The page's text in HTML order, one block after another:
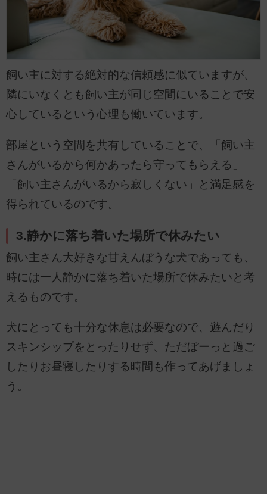
飼い主に対する絶対的な信頼感に似ていますが、
隣にいなくとも飼い主が同じ空間にいることで安
心しているという心理も働いています。
部屋という空間を共有していることで、「飼い主
さんがいるから何かあったら守ってもらえる」
「飼い主さんがいるから寂しくない」と満足感を
得られているのです。
3.静かに落ち着いた場所で休みたい
飼い主さん大好きな甘えんぼうな犬であっても、
時には一人静かに落ち着いた場所で休みたいと考
えるものです。
犬にとっても十分な休息は必要なので、遊んだり
スキンシップをとったりせず、ただぼーっと過ご
したりお昼寝したりする時間も作ってあげましょ
う。